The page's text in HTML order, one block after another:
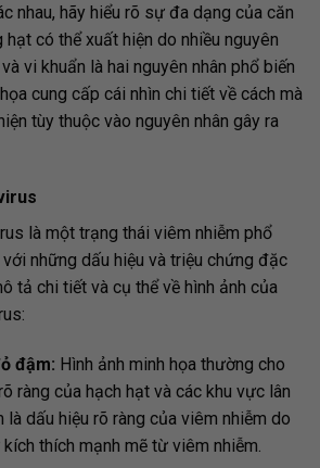
nhau, hãy hiểu rõ sự đa dạng của căn
hạt có thể xuất hiện do nhiều nguyên
vi khuẩn là hai nguyên nhân phổ biến
cung cấp cái nhìn chi tiết về cách mà
tùy thuộc vào nguyên nhân gây ra
là một trạng thái viêm nhiễm phổ
những dấu hiệu và triệu chứng đặc
tả chi tiết và cụ thể về hình ảnh của
đậm: Hình ảnh minh họa thường cho
ràng của hạch hạt và các khu vực lân
là dấu hiệu rõ ràng của viêm nhiễm do
thích mạnh mẽ từ viêm nhiễm.